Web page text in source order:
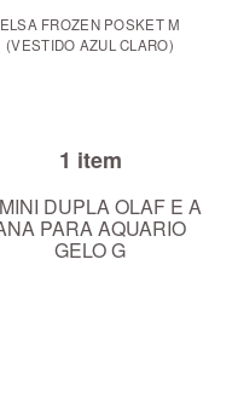
ELSA FROZEN POSKET M
(VESTIDO AZUL CLARO)
1 item